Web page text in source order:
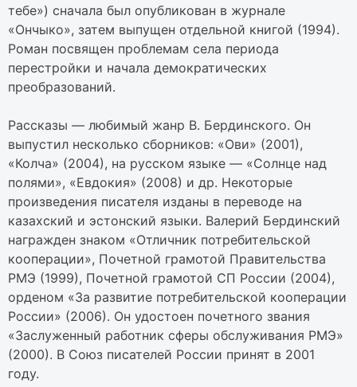
тебе») сначала был опубликован в журнале
«Ончыко», затем выпущен отдельной книгой (1994).
Роман посвящен проблемам села периода
перестройки и начала демократических
преобразований.
Рассказы — любимый жанр В. Бердинского. Он
выпустил несколько сборников: «Ови» (2001),
«Колча» (2004), на русском языке — «Солнце над
полями», «Евдокия» (2008) и др. Некоторые
произведения писателя изданы в переводе на
казахский и эстонский языки. Валерий Бердинский
награжден знаком «Отличник потребительской
кооперации», Почетной грамотой Правительства
РМЭ (1999), Почетной грамотой СП России (2004),
орденом «За развитие потребительской кооперации
России» (2006). Он удостоен почетного звания
«Заслуженный работник сферы обслуживания РМЭ»
(2000). В Союз писателей России принят в 2001
году.